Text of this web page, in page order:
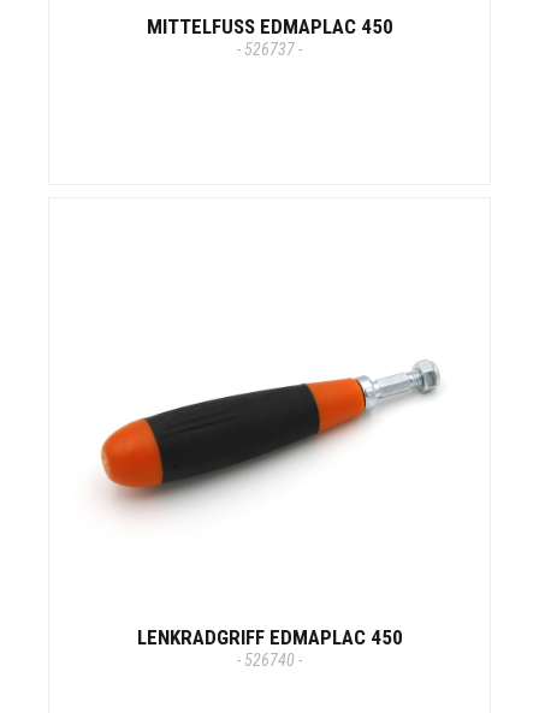
MITTELFUSS EDMAPLAC 450
- 526737 -
LENKRADGRIFF EDMAPLAC 450
- 526740 -